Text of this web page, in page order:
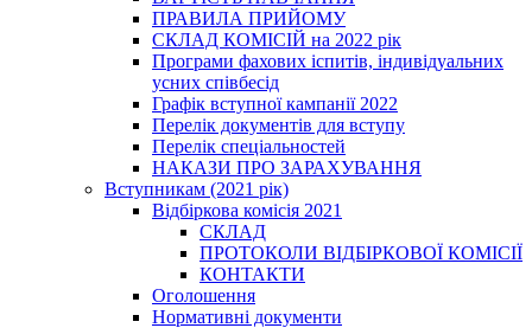
ПРАВИЛА ПРИЙОМУ
СКЛАД КОМІСІЙ на 2022 рік
Програми фахових іспитів, індивідуальних
усних співбесід
Графік вступної кампанії 2022
Перелік документів для вступу
Перелік спеціальностей
НАКАЗИ ПРО ЗАРАХУВАННЯ
Вступникам (2021 рік)
Відбіркова комісія 2021
СКЛАД
ПРОТОКОЛИ ВІДБІРКОВОЇ КОМІСІЇ
КОНТАКТИ
Оголошення
Нормативні документи